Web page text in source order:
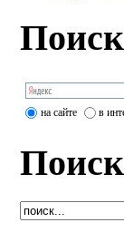
на сайте в
Поиск